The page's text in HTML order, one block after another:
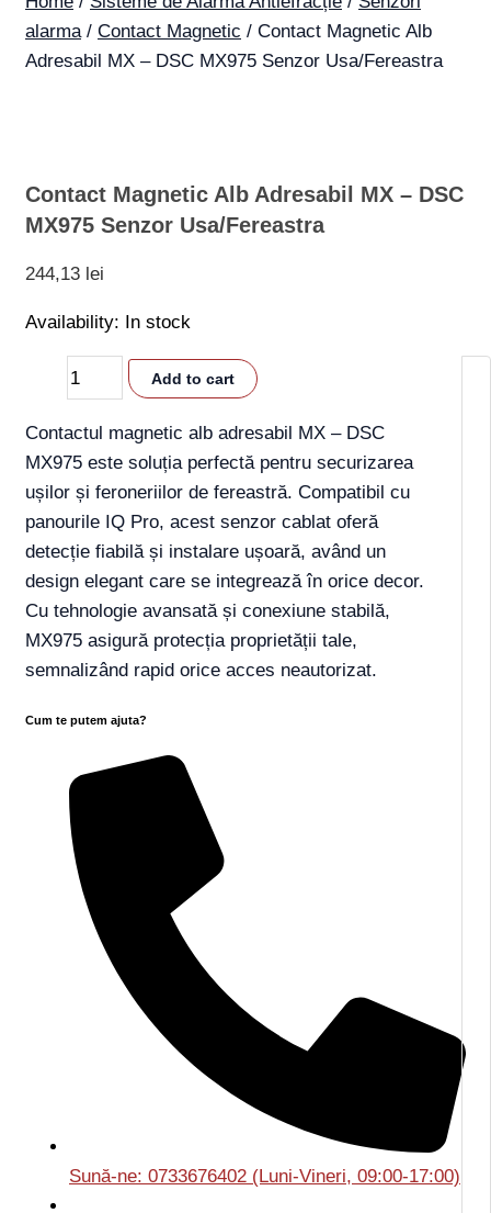
alarma/ Contact Magnetic / Contact Magnetic Alb
Adresabil MX – DSC MX975 Senzor Usa/Fereastra
Contact Magnetic Alb Adresabil MX – DSC
MX975 Senzor Usa/Fereastra
244,13 lei
Availability: In stock
Add to cart
Contactul magnetic alb adresabil MX – DSC
MX975 este soluția perfectă pentru securizarea
ușilor și feroneriilor de fereastră. Compatibil cu
panourile IQ Pro, acest senzor cablat oferă
detecție fiabilă și instalare ușoară, având un
design elegant care se integrează în orice decor.
Cu tehnologie avansată și conexiune stabilă,
MX975 asigură protecția proprietății tale,
semnalizând rapid orice acces neautorizat.
Cum te putem ajuta?
Sună-ne: 0733676402 (Luni-Vineri, 09:00-17:00)